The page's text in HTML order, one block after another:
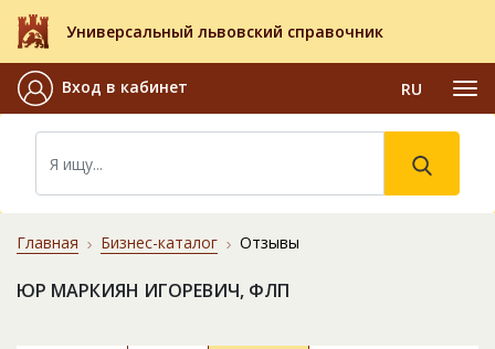
Универсальный львовский справочник
Вход в кабинет RU
Главная Бизнес-каталог Отзывы
ЮР МАРКИЯН ИГОРЕВИЧ, ФЛП